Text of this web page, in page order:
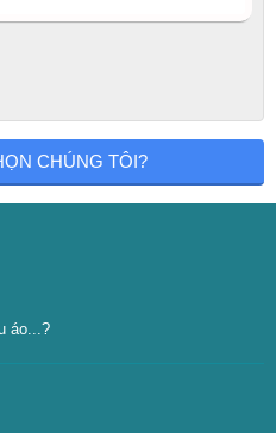
CHÚNG TÔI?
áo...?